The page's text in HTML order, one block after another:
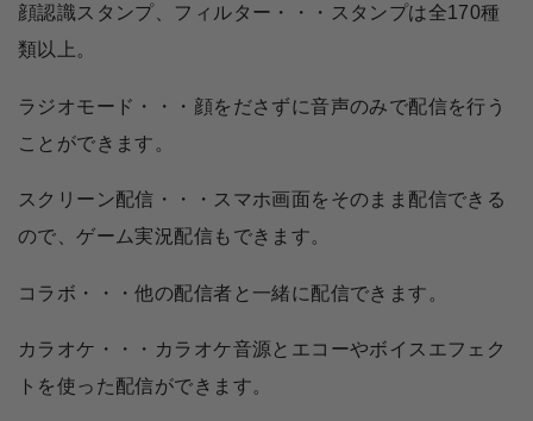
顔認識スタンプ、フィルター・・・スタンプは全170種
類以上。
ラジオモード・・・顔をださずに音声のみで配信を行う
ことができます。
スクリーン配信・・・スマホ画面をそのまま配信できる
ので、ゲーム実況配信もできます。
コラボ・・・他の配信者と一緒に配信できます。
カラオケ・・・カラオケ音源とエコーやボイスエフェク
トを使った配信ができます。